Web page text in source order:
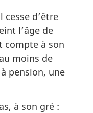
d’être
l’âge de
compte à son
moins de
pension, une
à son gré :